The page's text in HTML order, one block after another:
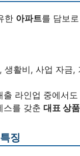
한 아파트를 담보
생활비, 사업 자금
출 라인업 중에서도
스를 갖춘 대표 상품
징